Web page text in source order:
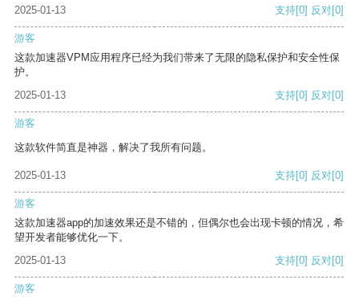
2025-01-13
支持[0] 反对[0]
游客
这款加速器VPM应用程序已经为我们带来了无限的隐私保护和安全性保
护。
2025-01-13
支持[0] 反对[0]
游客
这款软件简直是神器，解决了我所有问题。
2025-01-13 支持[0] 反对[0]
游客
这款加速器app的加速效果还是不错的，但偶尔也会出现卡顿的情况，希
望开发者能够优化一下。
2025-01-13
支持[0] 反对[0]
游客